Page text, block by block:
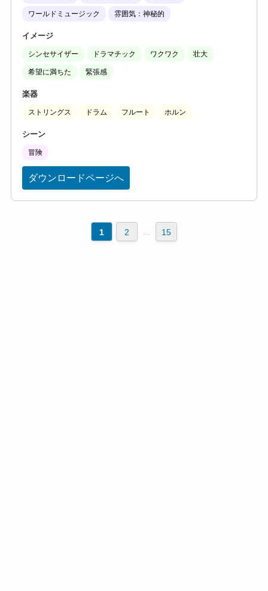
ワールドミュージック 雰囲気：神秘的
イメージ
シンセサイザー ドラマチック ワクワク 壮大
希望に満ちた 緊張感
楽器
ストリングス ドラム フルート ホルン
シーン
冒険
ダウンロードページへ
1 2 15